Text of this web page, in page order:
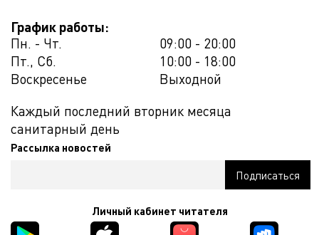
График работы:
Пн. - Чт.
09:00 - 20:00
Пт., Сб.
10:00 - 18:00
Воскресенье
Выходной
Каждый последний вторник месяца
санитарный день
Рассылка новостей
Личный кабинет читателя